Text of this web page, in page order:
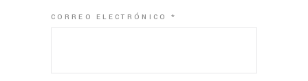
CORREO ELECTRÓNICO *